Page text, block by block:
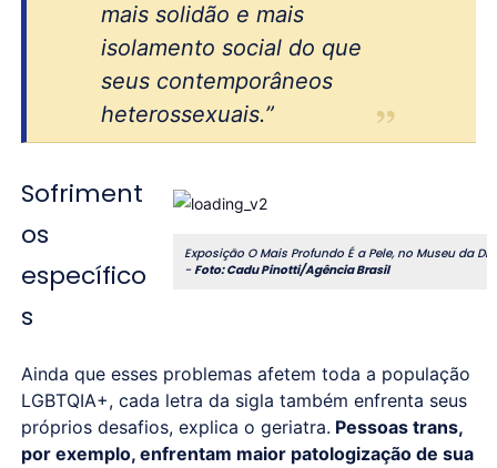
mais solidão e mais
isolamento social do que
seus contemporâneos
heterossexuais.”
Exposição O Mais Profundo É a Pele, no Museu da
-Foto: Cadu Pinotti/Agência Brasil
Sofriment
os
específico
s
Ainda que esses problemas afetem toda a população
LGBTQIA+, cada letra da sigla também enfrenta seus
próprios desafios, explica o geriatra. Pessoas trans,
por exemplo, enfrentam maior patologização de sua